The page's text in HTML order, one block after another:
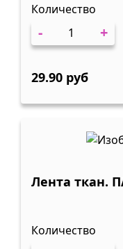
Количество
- +
29.90 руб
Лента ткан.
Количество